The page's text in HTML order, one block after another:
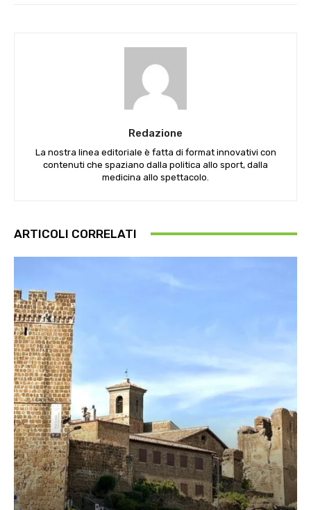
Redazione
La nostra linea editoriale è fatta di format innovativi con
contenuti che spaziano dalla politica allo sport, dalla
medicina allo spettacolo.
ARTICOLI CORRELATI